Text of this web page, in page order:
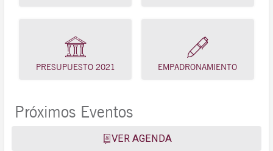
PRESUPUESTO 2021 EMPADRONAMIENTO
Próximos Eventos
VER AGENDA